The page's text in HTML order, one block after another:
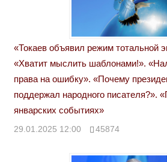
«Токаев объявил режим тотальной
«Хватит мыслить шаблонами!».
права на ошибку». «Почему
поддержал народного писателя?».
январских событиях»
29.01.2025 12:00 45874